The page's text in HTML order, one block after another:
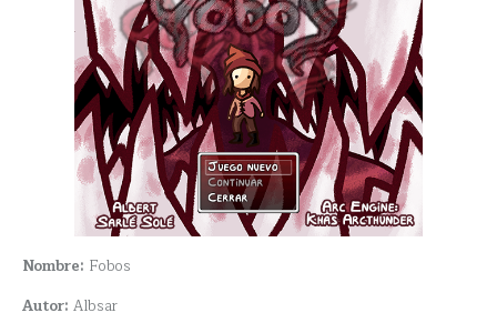
Nombre: Fobos
Autor: Albsar